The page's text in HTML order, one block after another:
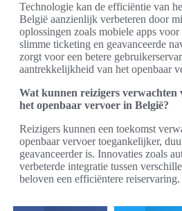
Technologie kan de efficiëntie van
België aanzienlijk verbeteren door
oplossingen zoals mobiele apps
slimme ticketing en geavanceerde
zorgt voor een betere
aantrekkelijkheid van het openbaar
Wat kunnen reizigers verwachten
het openbaar vervoer in België?
Reizigers kunnen een toekomst
openbaar vervoer toegankelijker,
geavanceerder is. Innovaties zoals
verbeterde integratie tussen
beloven een efficiëntere reiservaring.